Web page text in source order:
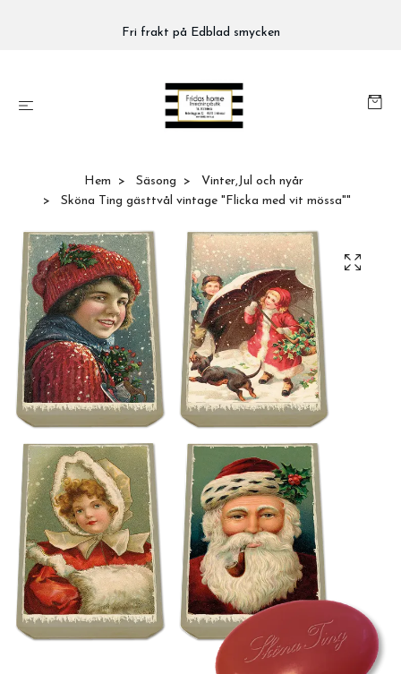
Fri frakt på Edblad smycken
Hem Säsong
Vinter,Jul och nyår
Sköna Ting gästtvål vintage "Flicka med vit mössa""